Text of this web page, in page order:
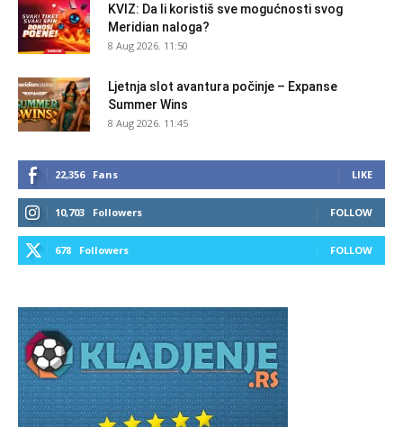
KVIZ: Da li koristiš sve mogućnosti svog
Meridian naloga?
8 Aug 2026. 11:50
Ljetnja slot avantura počinje – Expanse
Summer Wins
8 Aug 2026. 11:45
22,356 Fans LIKE
10,703 Followers FOLLOW
678 Followers FOLLOW